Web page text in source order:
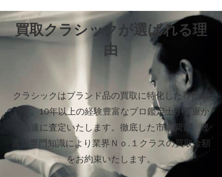
買取クラシックが選ばれる理
由
クラシックはブランド品の買取に特化した専門店
です。10年以上の経験豊富なプロ鑑定士が丁重か
つ迅速に査定いたします。 徹底した市場調査、豊
富な専門知識により業界Ｎｏ.１クラスの買取金額
をお約束いたします。